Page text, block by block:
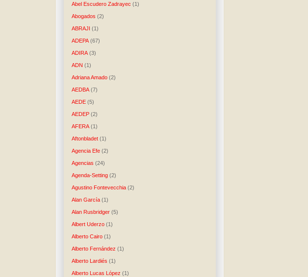
Abel Escudero Zadrayec (1)
Abogados (2)
ABRAJI (1)
ADEPA (67)
ADIRA (3)
ADN (1)
Adriana Amado (2)
AEDBA (7)
AEDE (5)
AEDEP (2)
AFERA (1)
Aftonbladet (1)
Agencia Efe (2)
Agencias (24)
Agenda-Setting (2)
Agustino Fontevecchia (2)
Alan García (1)
Alan Rusbridger (5)
Albert Uderzo (1)
Alberto Cairo (1)
Alberto Fernández (1)
Alberto Lardiés (1)
Alberto Lucas López (1)